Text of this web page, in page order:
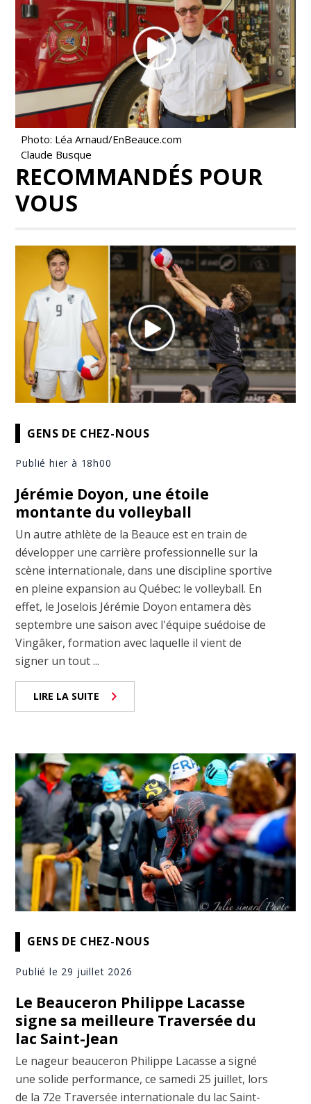
Photo: Léa Arnaud/EnBeauce.com
Claude Busque
RECOMMANDÉS POUR
VOUS
GENS DE CHEZ-NOUS
Publié hier à 18h00
Jérémie Doyon, une étoile
montante du volleyball
Un autre athlète de la Beauce est en train de
développer une carrière professionnelle sur la
scène internationale, dans une discipline sportive
en pleine expansion au Québec: le volleyball. En
effet, le Joselois Jérémie Doyon entamera dès
septembre une saison avec l'équipe suédoise de
Vingâker, formation avec laquelle il vient de
signer un tout ...
LIRE LA SUITE
GENS DE CHEZ-NOUS
Publié le 29 juillet 2026
Le Beauceron Philippe Lacasse
signe sa meilleure Traversée du
lac Saint-Jean
Le nageur beauceron Philippe Lacasse a signé
une solide performance, ce samedi 25 juillet, lors
de la 72e Traversée internationale du lac Saint-